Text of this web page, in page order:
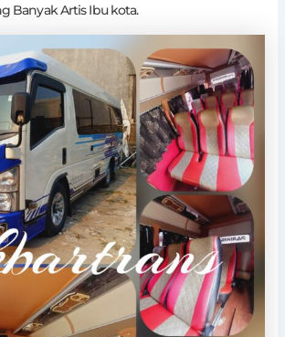
Banyak Artis Ibu kota.